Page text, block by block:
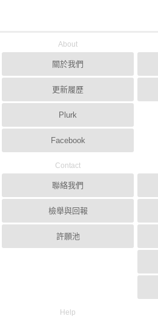
About
關於我們
更新履歷
Plurk
Facebook
Contact
聯絡我們
檢舉與回報
許願池
Help